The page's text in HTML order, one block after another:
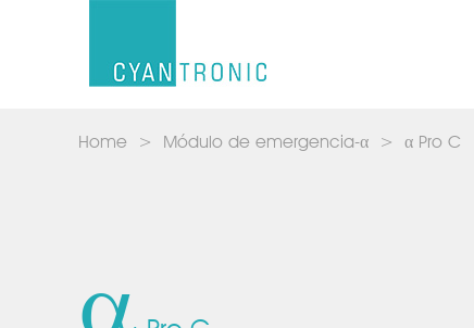
Home Módulo de emergencia-α α Pro C
a